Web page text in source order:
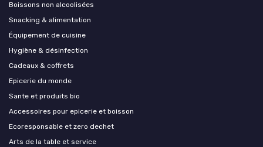
Boissons non alcoolisées
Snacking & alimentation
Équipement de cuisine
Hygiène & désinfection
Cadeaux & coffrets
Epicerie du monde
Sante et produits bio
Accessoires pour epicerie et boisson
Ecoresponsable et zero dechet
Arts de la table et service